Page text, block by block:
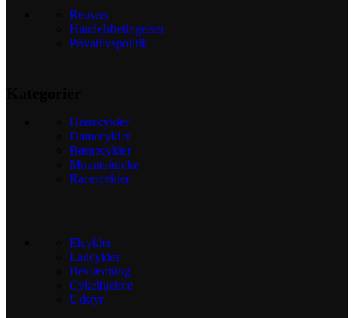
Reusers
Handelsbetingelser
Privatlivspolitik
Herrecykler
Damecykler
Børnecykler
Mountainbike
Racercykler
Elcykler
Ladcykler
Beklædning
Cykelhjelme
Udstyr